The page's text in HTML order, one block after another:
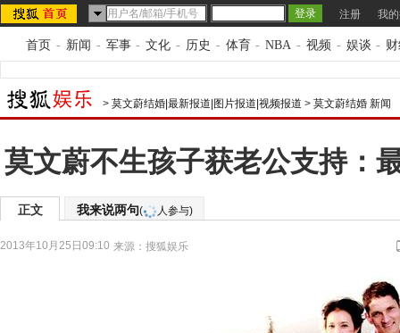
注册 我
首页 - 新闻 - 军事 - 文化 - 历史 - 体育 - NBA - 视频 - 娱谈 -
> 莫文蔚结婚|最新报道|图片报道|视频报道 > 莫文蔚结婚 新闻
莫文蔚不生孩子获老公支持：
正文 我来说两句( 人参与)
2013年10月25日09:10 来源： 搜狐娱乐